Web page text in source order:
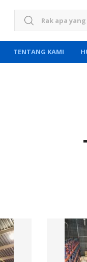
Search for:
TENTANG KAMI